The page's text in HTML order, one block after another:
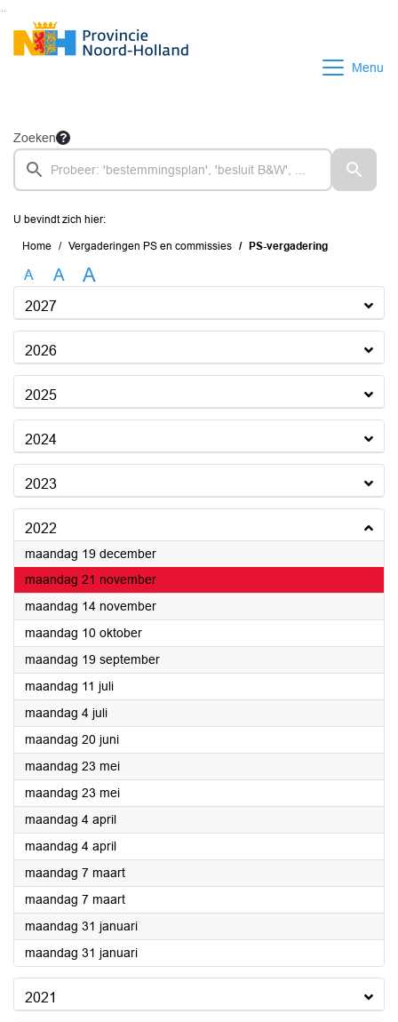
Ga naar de inhoud van deze pagina
Ga naar het zoeken
Ga naar het menu
Menu
Zoeken
U bevindt zich hier:
Home Vergaderingen PS en commissies PS-vergadering
A A A
2027
2026
2025
2024
2023
2022
maandag 19 december2022
maandag 21 november2022
maandag 14 november2022
maandag 10 oktober2022
maandag 19 september2022
maandag 11 juli2022
maandag 4 juli2022
maandag 20 juni2022
maandag 23 mei2022
maandag 23 mei2022
maandag 4 april2022
maandag 4 april2022
maandag 7 maart2022
maandag 7 maart2022
maandag 31 januari2022
maandag 31 januari2022
2021